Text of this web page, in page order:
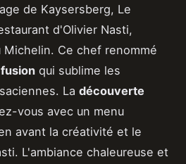
de Kaysersberg, Le
d'Olivier Nasti,
Ce chef renommé
qui sublime les
La découverte
vous avec un menu
avant la créativité et le
L'ambiance chaleureuse et